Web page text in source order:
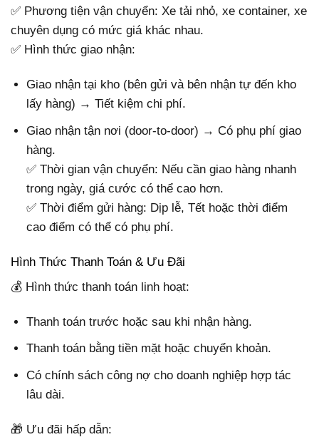
✅ Phương tiện vận chuyển: Xe tải nhỏ, xe container, xe
chuyên dụng có mức giá khác nhau.
✅ Hình thức giao nhận:
Giao nhận tại kho (bên gửi và bên nhận tự đến kho
lấy hàng) → Tiết kiệm chi phí.
Giao nhận tận nơi (door-to-door) → Có phụ phí giao
hàng.
✅ Thời gian vận chuyển: Nếu cần giao hàng nhanh
trong ngày, giá cước có thể cao hơn.
✅ Thời điểm gửi hàng: Dịp lễ, Tết hoặc thời điểm
cao điểm có thể có phụ phí.
Hình Thức Thanh Toán & Ưu Đãi
💰 Hình thức thanh toán linh hoạt:
Thanh toán trước hoặc sau khi nhận hàng.
Thanh toán bằng tiền mặt hoặc chuyển khoản.
Có chính sách công nợ cho doanh nghiệp hợp tác
lâu dài.
🎁 Ưu đãi hấp dẫn: